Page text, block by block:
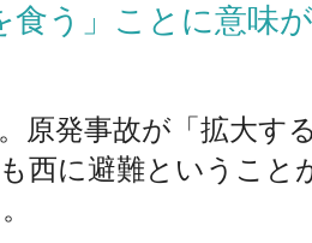
食う」ことに意味
原発事故が「拡大す
西に避難というこ